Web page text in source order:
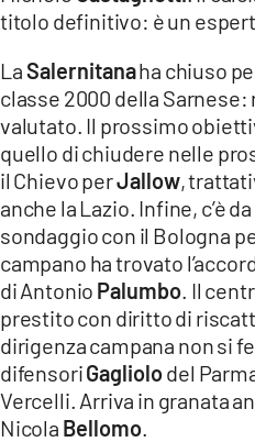
titolo definitivo: è un
LaSalernitanaha chiuso
classe 2000 della
valutato. Il prossimo
quello di chiudere nelle
il Chievo perJallow,
anche la Lazio. Infine, c’è
sondaggio con il Bologna
campano ha trovato
di Antonio Palumbo . Il
prestito con diritto di
dirigenza campana non si
difensoriGagliolodel
Vercelli. Arriva in granata
Nicola Bellomo.